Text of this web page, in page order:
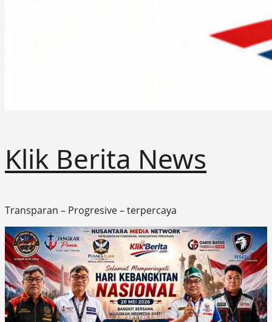
Klik Berita News
Transparan – Progresive – terpercaya